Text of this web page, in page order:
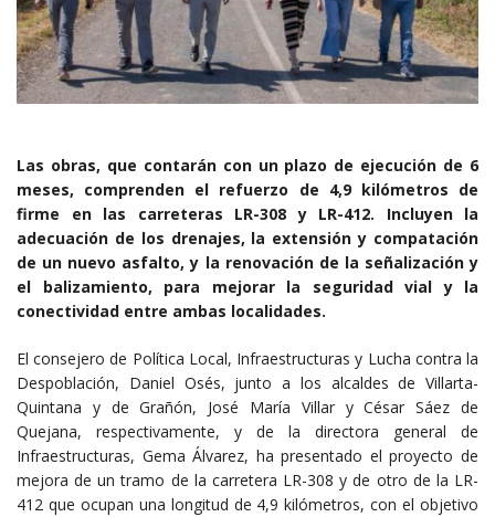
Las obras, que contarán con un plazo de ejecución de 6
meses, comprenden el refuerzo de 4,9 kilómetros de
firme en las carreteras LR-308 y LR-412. Incluyen la
adecuación de los drenajes, la extensión y compatación
de un nuevo asfalto, y la renovación de la señalización y
el balizamiento, para mejorar la seguridad vial y la
conectividad entre ambas localidades.
El consejero de Política Local, Infraestructuras y Lucha contra la
Despoblación, Daniel Osés, junto a los alcaldes de Villarta-
Quintana y de Grañón, José María Villar y César Sáez de
Quejana, respectivamente, y de la directora general de
Infraestructuras, Gema Álvarez, ha presentado el proyecto de
mejora de un tramo de la carretera LR-308 y de otro de la LR-
412 que ocupan una longitud de 4,9 kilómetros, con el objetivo